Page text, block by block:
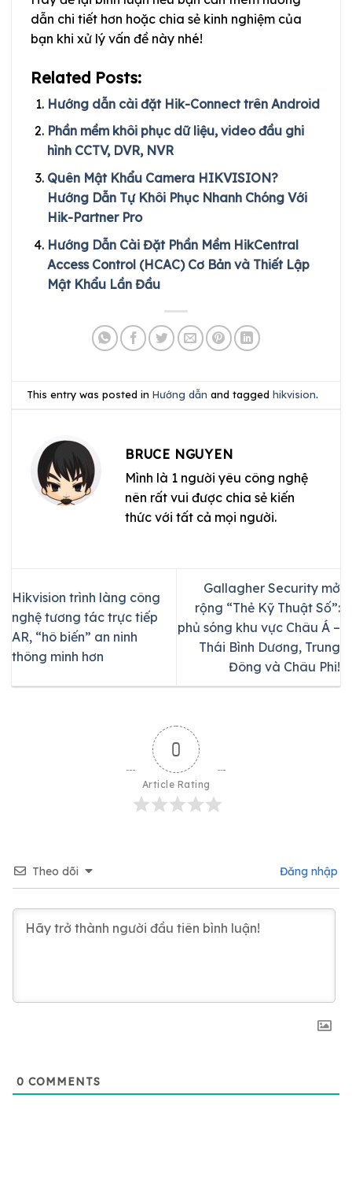
dẫn chi tiết hơn hoặc chia sẻ kinh nghiệm của
bạn khi xử lý vấn đề này nhé!
Related Posts:
Hướng dẫn cài đặt Hik-Connect trên Android
Phần mềm khôi phục dữ liệu, video đầu ghi
hình CCTV, DVR, NVR
Quên Mật Khẩu Camera HIKVISION?
Hướng Dẫn Tự Khôi Phục Nhanh Chóng Với
Hik-Partner Pro
Hướng Dẫn Cài Đặt Phần Mềm HikCentral
Access Control (HCAC) Cơ Bản và Thiết Lập
Mật Khẩu Lần Đầu
This entry was posted inHướng dẫn and taggedhikvision.
BRUCE NGUYEN
Mình là 1 người yêu công nghệ
nên rất vui được chia sẻ kiến
thức với tất cả mọi người.
Hikvision trình làng công
nghệ tương tác trực tiếp
AR, “hô biến” an ninh
thông minh hơn
Gallagher Security mở
rộng “Thẻ Kỹ Thuật Số”:
phủ sóng khu vực Châu Á –
Thái Bình Dương, Trung
Đông và Châu Phi!
0
Article Rating
Theo dõi Đăng nhập
0 COMMENTS